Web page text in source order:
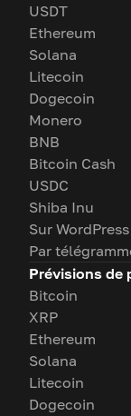
USDT
Ethereum
Solana
Litecoin
Dogecoin
Monero
BNB
Bitcoin Cash
USDC
Shiba Inu
Sur WordPress
Par
Prévisions de
Bitcoin
XRP
Ethereum
Solana
Litecoin
Dogecoin